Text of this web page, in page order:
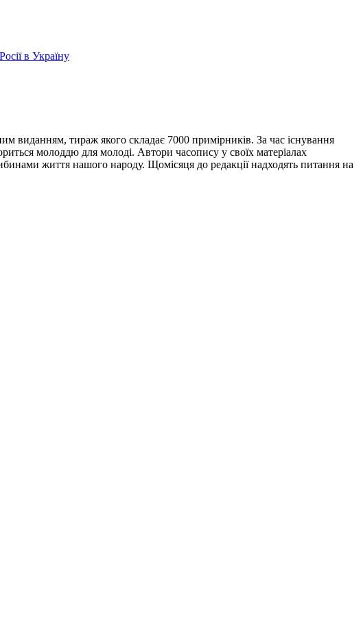
в Україну
виданням, тираж якого складає 7000 примірників. За час існування
молоддю для молоді. Автори часопису у своїх матеріалах
життя нашого народу. Щомісяця до редакції надходять питання на